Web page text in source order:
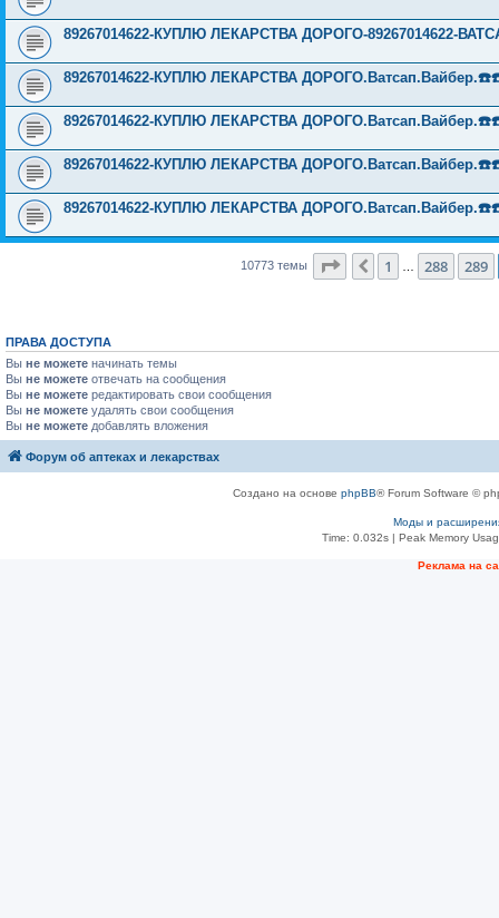
89267014622-КУПЛЮ ЛЕКАРСТВА ДОРОГО-89267014622-
89267014622-КУПЛЮ ЛЕКАРСТВА
89267014622-КУПЛЮ ЛЕКАРСТВА
89267014622-КУПЛЮ ЛЕКАРСТВА
89267014622-КУПЛЮ ЛЕКАРСТВА
10773 темы Страница 290из 431
Пред.
1 288 289
ПРАВА ДОСТУПА
Вы не можете начинать темы
Вы не можете отвечать на сообщения
Вы не можете редактировать свои сообщения
Вы не можете удалять свои сообщения
Вы не можете добавлять вложения
Форум об аптеках и лекарствах
Создано на основе phpBB® Forum Software ©
Моды и
Time: 0.032s| Peak Memory
Рeклама на